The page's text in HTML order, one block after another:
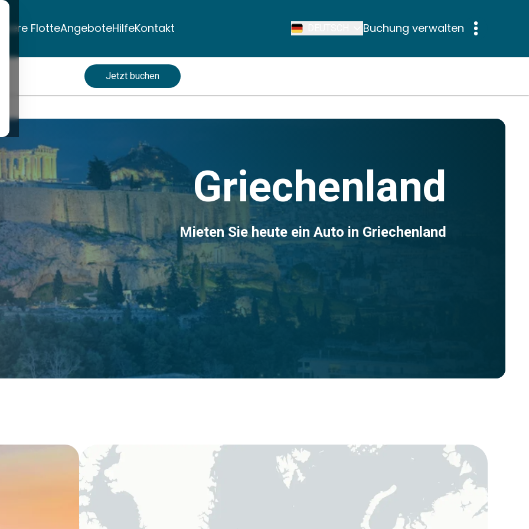
FlotteAngeboteHilfeKontakt Buchung verwalten
Jetzt buchen
Griechenland
Mieten Sie heute ein Auto in Griechenland